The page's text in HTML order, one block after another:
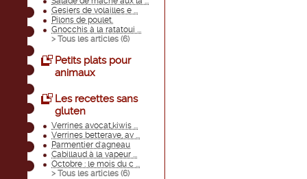
Gesiers de volailles e ...
Pilons de poulet.
Gnocchis à la ratatoui ...
> Tous les articles (6)
Petits plats pour
animaux
Les recettes sans
gluten
Verrines avocat,kiwis ...
Verrines betterave, av ...
Parmentier d'agneau
Cabillaud à la vapeur ...
Octobre : le mois du c ...
> Tous les articles (6)